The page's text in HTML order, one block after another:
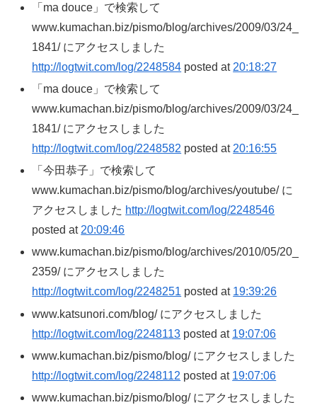
「ma douce」で検索して
www.kumachan.biz/pismo/blog/archives/2009/03/24_
1841/ にアクセスしました
http://logtwit.com/log/2248584 posted at 20:18:27
「ma douce」で検索して
www.kumachan.biz/pismo/blog/archives/2009/03/24_
1841/ にアクセスしました
http://logtwit.com/log/2248582 posted at 20:16:55
「今田恭子」で検索して
www.kumachan.biz/pismo/blog/archives/youtube/ に
アクセスしました http://logtwit.com/log/2248546
posted at 20:09:46
www.kumachan.biz/pismo/blog/archives/2010/05/20_
2359/ にアクセスしました
http://logtwit.com/log/2248251 posted at 19:39:26
www.katsunori.com/blog/ にアクセスしました
http://logtwit.com/log/2248113 posted at 19:07:06
www.kumachan.biz/pismo/blog/ にアクセスしました
http://logtwit.com/log/2248112 posted at 19:07:06
www.kumachan.biz/pismo/blog/ にアクセスしました